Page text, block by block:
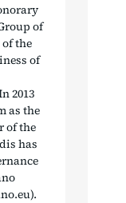
of
the
of
2013
as the
of the
has